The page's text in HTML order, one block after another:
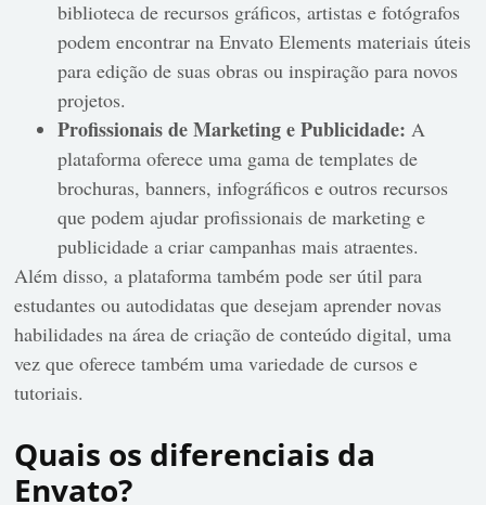
biblioteca de recursos gráficos, artistas e fotógrafos
podem encontrar na Envato Elements materiais úteis
para edição de suas obras ou inspiração para novos
projetos.
Profissionais de Marketing e Publicidade:A
plataforma oferece uma gama de templates de
brochuras, banners, infográficos e outros recursos
que podem ajudar profissionais de marketing e
publicidade a criar campanhas mais atraentes.
Além disso, a plataforma também pode ser útil para
estudantes ou autodidatas que desejam aprender novas
habilidades na área de criação de conteúdo digital, uma
vez que oferece também uma variedade de cursos e
tutoriais.
Quais os diferenciais da
Envato?